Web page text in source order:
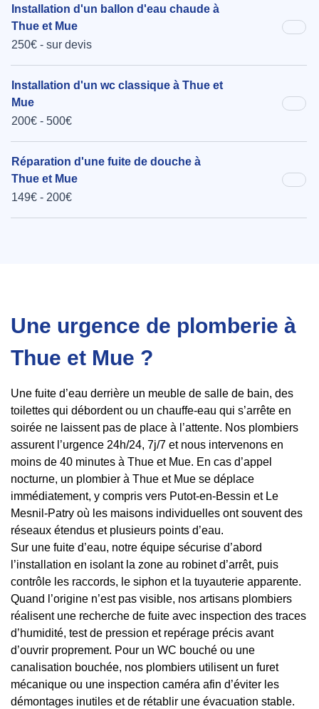
Installation d'un ballon d'eau chaude à
Thue et Mue
250€ - sur devis
Installation d'un wc classique à Thue et
Mue
200€ - 500€
Réparation d'une fuite de douche à
Thue et Mue
149€ - 200€
Une urgence de plomberie à
Thue et Mue ?
Une fuite d’eau derrière un meuble de salle de bain, des
toilettes qui débordent ou un chauffe-eau qui s’arrête en
soirée ne laissent pas de place à l’attente. Nos plombiers
assurent l’urgence 24h/24, 7j/7 et nous intervenons en
moins de 40 minutes à Thue et Mue. En cas d’appel
nocturne, un plombier à Thue et Mue se déplace
immédiatement, y compris vers Putot-en-Bessin et Le
Mesnil-Patry où les maisons individuelles ont souvent des
réseaux étendus et plusieurs points d’eau.
Sur une fuite d’eau, notre équipe sécurise d’abord
l’installation en isolant la zone au robinet d’arrêt, puis
contrôle les raccords, le siphon et la tuyauterie apparente.
Quand l’origine n’est pas visible, nos artisans plombiers
réalisent une recherche de fuite avec inspection des traces
d’humidité, test de pression et repérage précis avant
d’ouvrir proprement. Pour un WC bouché ou une
canalisation bouchée, nos plombiers utilisent un furet
mécanique ou une inspection caméra afin d’éviter les
démontages inutiles et de rétablir une évacuation stable.